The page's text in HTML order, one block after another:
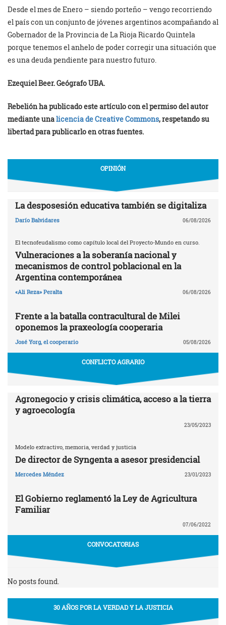
Desde el mes de Enero – siendo porteño – vengo recorriendo
el país con un conjunto de jóvenes argentinos acompañando al
Gobernador de la Provincia de La Rioja Ricardo Quintela
porque tenemos el anhelo de poder corregir una situación que
es una deuda pendiente para nuestro futuro.
Ezequiel Beer. Geógrafo UBA.
Rebelión ha publicado este artículo con el permiso del autor
mediante unalicencia de Creative Commons, respetando su
libertad para publicarlo en otras fuentes.
OPINIÓN
La desposesión educativa también se digitaliza
Darío Balvidares 06/08/2026
El tecnofeudalismo como capítulo local del Proyecto-Mundo en curso.
Vulneraciones a la soberanía nacional y
mecanismos de control poblacional en la
Argentina contemporánea
«Ali Reza» Peralta 06/08/2026
Frente a la batalla contracultural de Milei
oponemos la praxeología cooperaria
José Yorg, el cooperario 05/08/2026
CONFLICTO AGRARIO
Agronegocio y crisis climática, acceso a la tierra
y agroecología
23/05/2023
Modelo extractivo, memoria, verdad y justicia
De director de Syngenta a asesor presidencial
Mercedes Méndez 23/01/2023
El Gobierno reglamentó la Ley de Agricultura
Familiar
07/06/2022
CONVOCATORIAS
No posts found.
30 AÑOS POR LA VERDAD Y LA JUSTICIA